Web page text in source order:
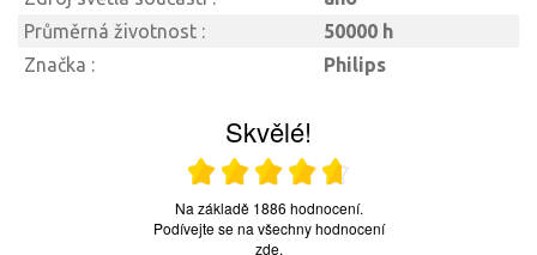
Průměrná životnost :
50000 h
Značka :
Philips